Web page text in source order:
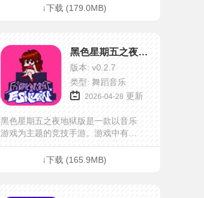
各样的mod也是非常的丰富有趣，先
↓下载 (179.0MB)
黑色星期五之夜地狱版
版本: v0.2.7
类型: 舞蹈音乐
2026-04-28 更新
黑色星期五之夜地狱版是一款以音乐
游戏为主题的竞技手游。游戏中有不
同的角色魔性的操作和充满魅力的画
面当你第一眼看上去的时候就有一种
↓下载 (165.9MB)